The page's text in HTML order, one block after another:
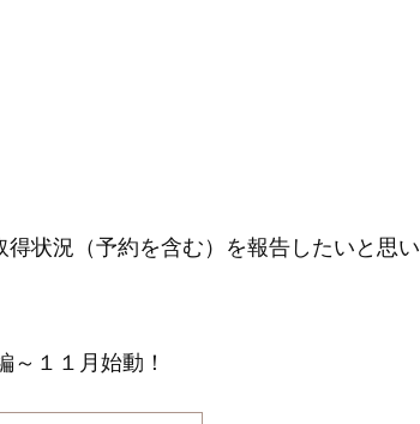
状況（予約を含む）を報告したいと思い
～１１月始動！